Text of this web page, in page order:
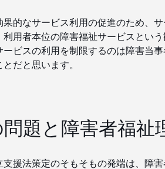
的なサービス利用の促進のため、
利用者本位の障害福祉サービスとい
ービスの利用を制限するのは障害当
だと思います。
題と障害者福祉
援法策定のそもそもの発端は、障